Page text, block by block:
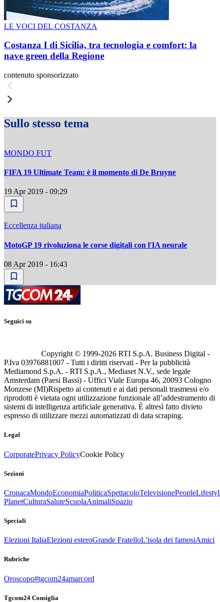
LE VOCI DEL COSTANZA
Costanza I di Sicilia, tra tecnologia e comfort: la
nave green della Regione
contenuto sponsorizzato
Sullo stesso tema
MONDO FUT
FIFA 19 Ultimate Team: è il momento di De Bruyne
19 Apr 2019 - 09:29
Eccellenza italiana
MotoGP 19 rivoluziona le corse digitali con l'IA neurale
08 Apr 2019 - 16:43
Seguici su
Copyright © 1999-2026 RTI S.p.A. Business Digital -
P.Iva 03976881007 - Tutti i diritti riservati - Per la pubblicità
Mediamond S.p.A. - RTI S.p.A., Mediaset N.V., sede legale
Amsterdam (Paesi Bassi) - Uffici Viale Europa 46, 20093 Cologno
Monzese (MI)Rispetto ai contenuti e ai dati personali trasmessi e/o
riprodotti è vietata ogni utilizzazione funzionale all’addestramento di
sistemi di intelligenza artificiale generativa. È altresì fatto divieto
espresso di utilizzare mezzi automatizzati di data scraping.
Legal
CorporatePrivacy PolicyCookie Policy
Sezioni
CronacaMondoEconomiaPoliticaSpettacoloTelevisionePeople
PlanetCulturaSaluteScuolaAnimaliSpazio
Speciali
Elezioni ItaliaElezioni esteroGrande FratelloL'isola dei famosiAmici
Rubriche
Oroscopo#tgcom24amarcord
Tgcom24 Consiglia